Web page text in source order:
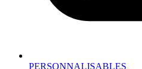
PERSONNALISABLES